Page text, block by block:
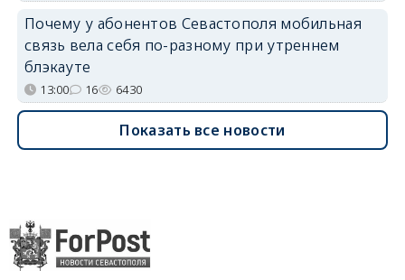
Почему у абонентов Севастополя мобильная
связь вела себя по-разному при утреннем
блэкауте
13:00 16 6430
Показать все новости